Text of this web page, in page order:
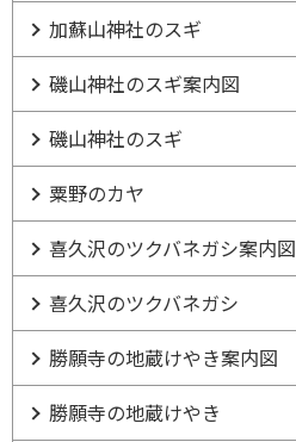
加蘇山神社のスギ
磯山神社のスギ案内図
磯山神社のスギ
粟野のカヤ
喜久沢のツクバネガシ案内図
喜久沢のツクバネガシ
勝願寺の地蔵けやき案内図
勝願寺の地蔵けやき